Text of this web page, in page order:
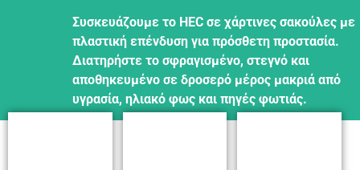
Συσκευάζουμε το HEC σε χάρτινες σακούλες με
πλαστική επένδυση για πρόσθετη προστασία.
Διατηρήστε το σφραγισμένο, στεγνό και
αποθηκευμένο σε δροσερό μέρος μακριά από
υγρασία, ηλιακό φως και πηγές φωτιάς.